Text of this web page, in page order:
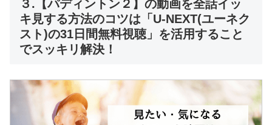
３.【パディントン２】の動画を全話イッ
キ見する方法のコツは「U-NEXT(ユーネク
スト)の31日間無料視聴」を活用すること
でスッキリ解決！